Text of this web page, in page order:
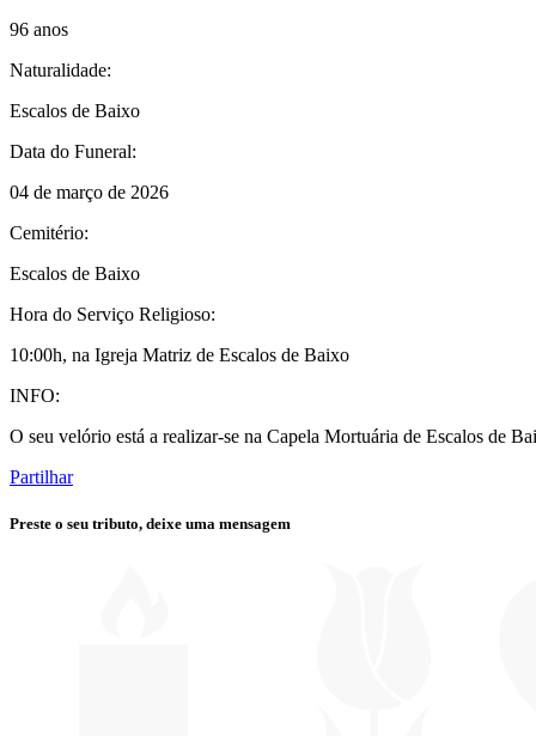
96 anos
Naturalidade:
Escalos de Baixo
Data do Funeral:
04 de março de 2026
Cemitério:
Escalos de Baixo
Hora do Serviço Religioso:
10:00h, na Igreja Matriz de Escalos de Baixo
INFO:
O seu velório está a realizar-se na Capela Mortuária de Escalos de
Partilhar
Preste o seu tributo, deixe uma mensagem